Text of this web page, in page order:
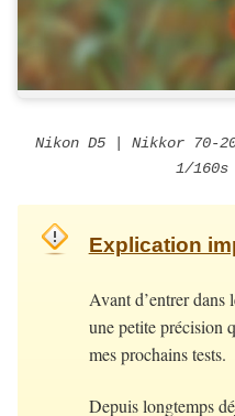
Nikon D5 | Nikkor 70-
1/
Explication
Avant d’entrer
une petite précision
mes prochains tests.
Depuis longtemps